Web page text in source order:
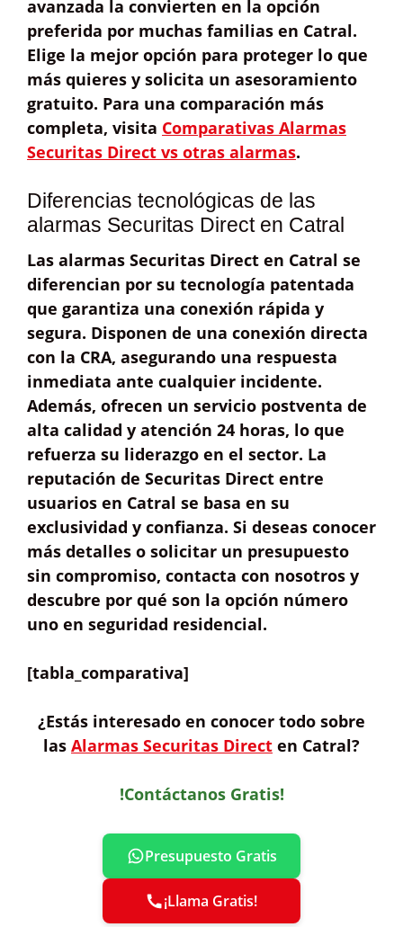
avanzada la convierten en la opción
preferida por muchas familias en Catral.
Elige la mejor opción para proteger lo que
más quieres y solicita un asesoramiento
gratuito. Para una comparación más
completa, visita Comparativas Alarmas
Securitas Direct vs otras alarmas.
Diferencias tecnológicas de las
alarmas Securitas Direct en Catral
Las alarmas Securitas Direct en Catral se
diferencian por su tecnología patentada
que garantiza una conexión rápida y
segura. Disponen de una conexión directa
con la CRA, asegurando una respuesta
inmediata ante cualquier incidente.
Además, ofrecen un servicio postventa de
alta calidad y atención 24 horas, lo que
refuerza su liderazgo en el sector. La
reputación de Securitas Direct entre
usuarios en Catral se basa en su
exclusividad y confianza. Si deseas conocer
más detalles o solicitar un presupuesto
sin compromiso, contacta con nosotros y
descubre por qué son la opción número
uno en seguridad residencial.
[tabla_comparativa]
¿Estás interesado en conocer todo sobre
las Alarmas Securitas Direct en Catral?
!Contáctanos Gratis!
Presupuesto Gratis
¡Llama Gratis!